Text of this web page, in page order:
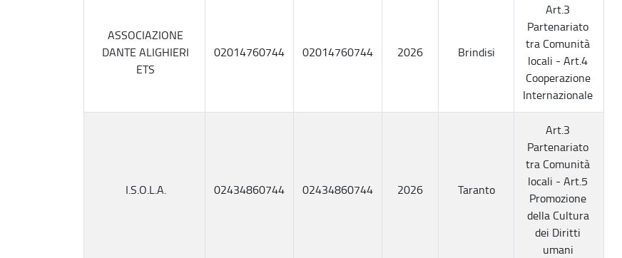
ASSOCIAZIONE
DANTE ALIGHIERI
ETS
02014760744 02014760744 2026 Brindisi
Art.3
Partenariato
tra Comunità
locali - Art.4
Cooperazione
Internazionale
I.S.O.L.A. 02434860744 02434860744 2026 Taranto
Art.3
Partenariato
tra Comunità
locali - Art.5
Promozione
della Cultura
dei Diritti
umani